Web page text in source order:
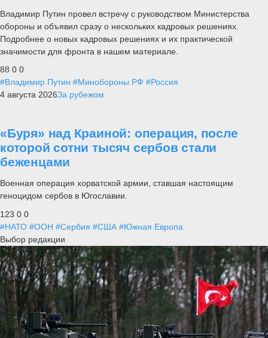
Владимир Путин провел встречу с руководством Министерства
обороны и объявил сразу о нескольких кадровых решениях.
Подробнее о новых кадровых решениях и их практической
значимости для фронта в нашем материале.
88 0 0
#Владимир Путин #Минобороны РФ #Россия
4 августа 2026За рубежом
«Буря» над Краиной: операция, после
которой сотни тысяч сербов стали
беженцами
Военная операция хорватской армии, ставшая настоящим
геноцидом сербов в Югославии.
123 0 0
#НАТО #ООН #Сербия #США #Южная Европа
Выбор редакции